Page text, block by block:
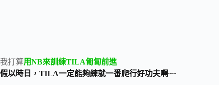
我打算用NB來訓練TILA匍匐前進
假以時日，TILA一定能夠練就一番爬行好功夫啊~~